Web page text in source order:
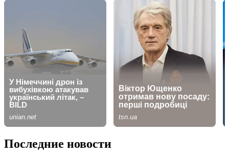
Последние новости